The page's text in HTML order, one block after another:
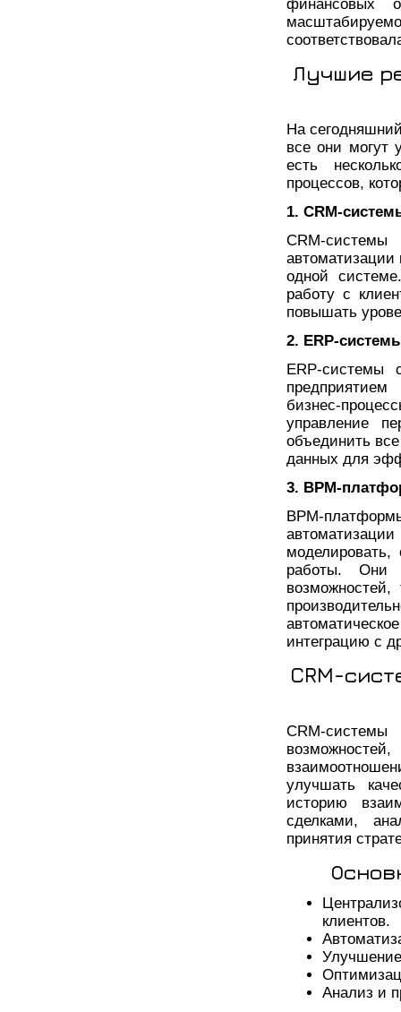
финансовых
Лучшие
На
все они могут
есть
процессов,
1. CRM-
CRM-
автоматизации
одной
работу с
повышать
2. ERP-
ERP-системы
предприятием
бизнес-
управление
объединить
данных для
3. BPM-
BPM-
моделировать,
работы. Они
возможностей,
интеграцию с
CRM-
CRM-системы
улучшать
историю
сделками,
принятия
клиентов.
Анализ и